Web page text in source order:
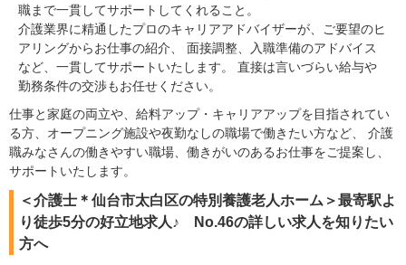
職まで一貫してサポートしてくれること。
介護業界に精通したプロのキャリアアドバイザーが、ご要望のヒ
アリングからお仕事の紹介、 面接調整、入職準備のアドバイス
など、一貫してサポートいたします。 直接は言いづらい給与や
勤務条件の交渉もお任せください。
仕事と家庭の両立や、給料アップ・キャリアアップを目指されてい
る方、オープニング施設や夜勤なしの職場で働きたい方など、 介護
職みなさんの働きやすい職場、働きがいのあるお仕事をご提案し、
サポートいたします。
＜介護士＊仙台市太白区の特別養護老人ホーム＞最寄駅よ
り徒歩5分の好立地求人♪ No.46の詳しい求人を知りたい
方へ